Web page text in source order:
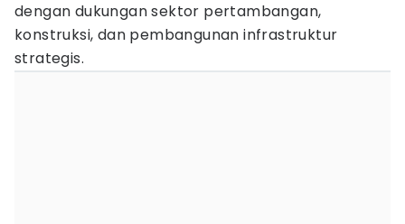
dengan dukungan sektor pertambangan,
konstruksi, dan pembangunan infrastruktur
strategis.